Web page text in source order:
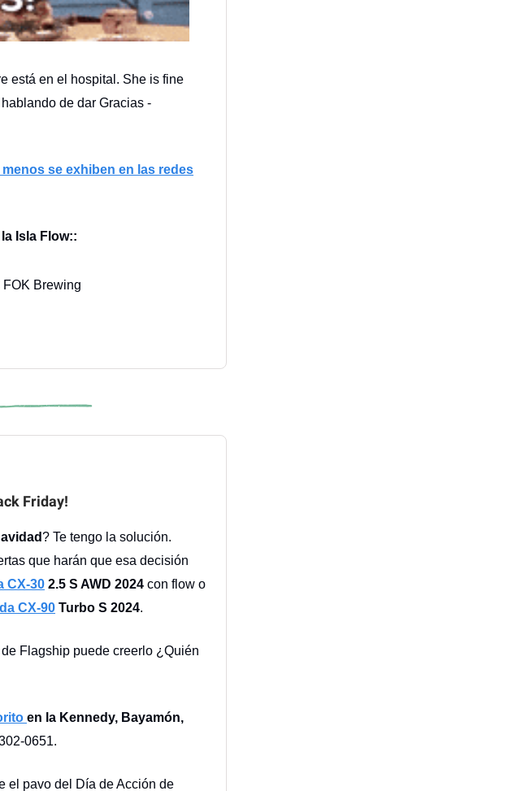
está en el hospital. She is fine
de dar Gracias -
se exhiben en las redes
Isla Flow::
FOK Brewing
Friday!
? Te tengo la solución.
que harán que esa decisión
CX-30 2.5 S AWD 2024 con flow o
CX-90 Turbo S 2024.
Flagship puede creerlo ¿Quién
en la Kennedy, Bayamón,
0651.
el pavo del Día de Acción de